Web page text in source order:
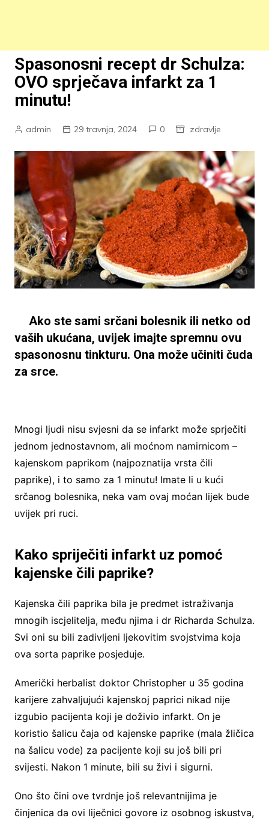
Spasonosni recept dr Schulza:
OVO sprječava infarkt za 1
minutu!
admin 29 travnja, 2024 0 zdravlje
Ako ste sami srčani bolesnik ili netko od
vaših ukućana, uvijek imajte spremnu ovu
spasonosnu tinkturu. Ona može učiniti čuda
za srce.
Mnogi ljudi nisu svjesni da se infarkt može sprječiti
jednom jednostavnom, ali moćnom namirnicom –
kajenskom paprikom (najpoznatija vrsta čili
paprike), i to samo za 1 minutu! Imate li u kući
srčanog bolesnika, neka vam ovaj moćan lijek bude
uvijek pri ruci.
Kako spriječiti infarkt uz pomoć
kajenske čili paprike?
Kajenska čili paprika bila je predmet istraživanja
mnogih iscjelitelja, među njima i dr Richarda Schulza.
Svi oni su bili zadivljeni ljekovitim svojstvima koja
ova sorta paprike posjeduje.
Američki herbalist doktor Christopher u 35 godina
karijere zahvaljujući kajenskoj paprici nikad nije
izgubio pacijenta koji je doživio infarkt. On je
koristio šalicu čaja od kajenske paprike (mala žličica
na šalicu vode) za pacijente koji su još bili pri
svijesti. Nakon 1 minute, bili su živi i sigurni.
Ono što čini ove tvrdnje još relevantnijima je
činjenica da ovi liječnici govore iz osobnog iskustva,